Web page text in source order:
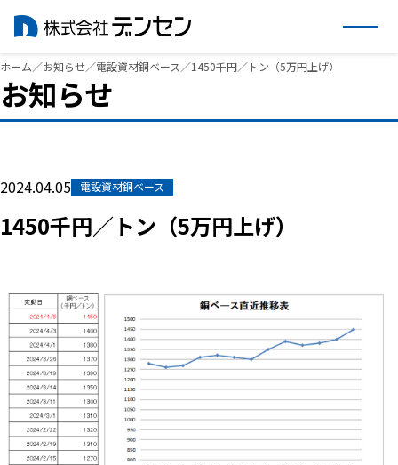
内
容
を
ッ
ホーム／お知らせ／電設資材銅ベース ／1450千円／トン（5万円上げ）
お知らせ
2024.04.05 電設資材銅ベース
1450千円／トン（5万円上げ）